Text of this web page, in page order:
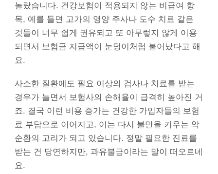
놀랐습니다. 건강보험이 적용되지 않는 비급여 항
목, 예를 들면 고가의 영양 주사나 도수 치료 같은
것들이 너무 쉽게 권유되고 또 아무렇지 않게 이용
되면서 보험금 지급액이 눈덩이처럼 불어났다고 해
요.
사소한 질환에도 필요 이상의 검사나 치료를 받는
경우가 늘면서 보험사의 손해율이 급격히 높아진 거
죠. 결국 이런 비용 증가는 건강한 가입자들의 보험
료 부담으로 이어지고, 이는 다시 불만을 키우는 악
순환의 고리가 되고 있습니다. 정말 필요한 진료를
받는 건 당연하지만, 과유불급이라는 말이 떠오르네
요.